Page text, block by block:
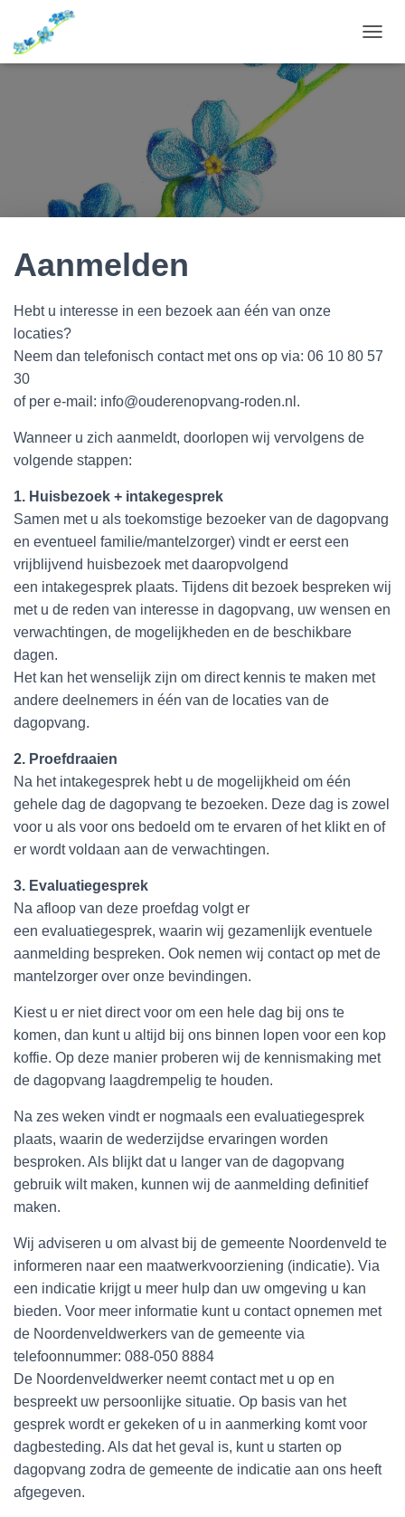
O
G
Aanmelden
Hebt u interesse in een bezoek aan één van onze
locaties?
Neem dan telefonisch contact met ons op via: 06 10 80 57
30
of per e-mail: info@ouderenopvang-roden.nl.
Wanneer u zich aanmeldt, doorlopen wij vervolgens de
volgende stappen:
1. Huisbezoek + intakegesprek
Samen met u als toekomstige bezoeker van de dagopvang
en eventueel familie/mantelzorger) vindt er eerst een
vrijblijvend huisbezoek met daaropvolgend
een intakegesprek plaats. Tijdens dit bezoek bespreken wij
met u de reden van interesse in dagopvang, uw wensen en
verwachtingen, de mogelijkheden en de beschikbare
dagen.
Het kan het wenselijk zijn om direct kennis te maken met
andere deelnemers in één van de locaties van de
dagopvang.
2. Proefdraaien
Na het intakegesprek hebt u de mogelijkheid om één
gehele dag de dagopvang te bezoeken. Deze dag is zowel
voor u als voor ons bedoeld om te ervaren of het klikt en of
er wordt voldaan aan de verwachtingen.
3. Evaluatiegesprek
Na afloop van deze proefdag volgt er
een evaluatiegesprek, waarin wij gezamenlijk eventuele
aanmelding bespreken. Ook nemen wij contact op met de
mantelzorger over onze bevindingen.
Kiest u er niet direct voor om een hele dag bij ons te
komen, dan kunt u altijd bij ons binnen lopen voor een kop
koffie. Op deze manier proberen wij de kennismaking met
de dagopvang laagdrempelig te houden.
Na zes weken vindt er nogmaals een evaluatiegesprek
plaats, waarin de wederzijdse ervaringen worden
besproken. Als blijkt dat u langer van de dagopvang
gebruik wilt maken, kunnen wij de aanmelding definitief
maken.
Wij adviseren u om alvast bij de gemeente Noordenveld te
informeren naar een maatwerkvoorziening (indicatie). Via
een indicatie krijgt u meer hulp dan uw omgeving u kan
bieden. Voor meer informatie kunt u contact opnemen met
de Noordenveldwerkers van de gemeente via
telefoonnummer: 088-050 8884
De Noordenveldwerker neemt contact met u op en
bespreekt uw persoonlijke situatie. Op basis van het
gesprek wordt er gekeken of u in aanmerking komt voor
dagbesteding. Als dat het geval is, kunt u starten op
dagopvang zodra de gemeente de indicatie aan ons heeft
afgegeven.